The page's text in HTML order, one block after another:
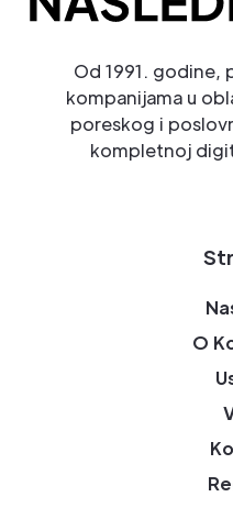
Od 1991. godine,
kompanijama u
poreskog i
kompletnoj
O